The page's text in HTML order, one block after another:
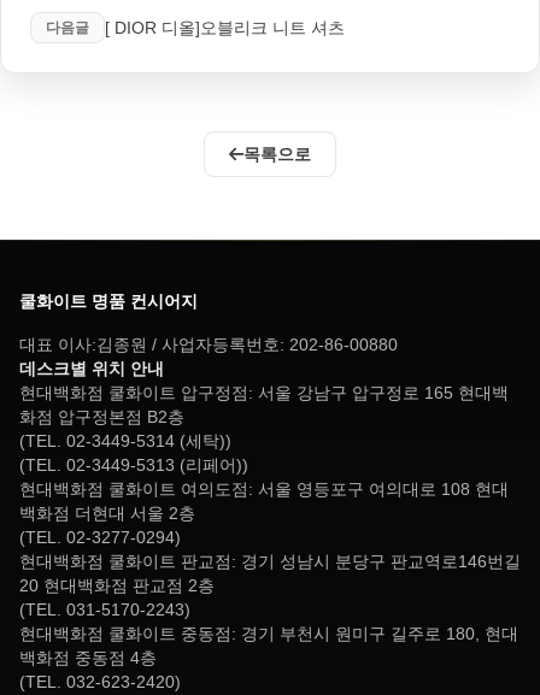
다음글 [ DIOR 디올]오블리크 니트 셔츠
목록으로
쿨화이트 명품 컨시어지
대표 이사:김종원 / 사업자등록번호: 202-86-00880
데스크별 위치 안내
현대백화점 쿨화이트 압구정점: 서울 강남구 압구정로 165 현대백
화점 압구정본점 B2층
(TEL. 02-3449-5314 (세탁))
(TEL. 02-3449-5313 (리페어))
현대백화점 쿨화이트 여의도점: 서울 영등포구 여의대로 108 현대
백화점 더현대 서울 2층
(TEL. 02-3277-0294)
현대백화점 쿨화이트 판교점: 경기 성남시 분당구 판교역로146번길
20 현대백화점 판교점 2층
(TEL. 031-5170-2243)
현대백화점 쿨화이트 중동점: 경기 부천시 원미구 길주로 180, 현대
백화점 중동점 4층
(TEL. 032-623-2420)